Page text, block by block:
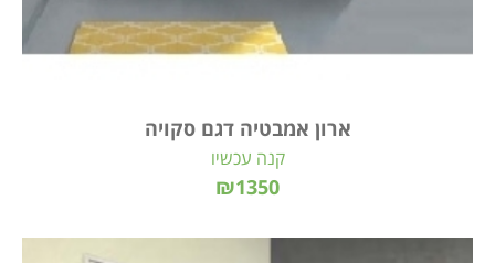
ארון אמבטיה דגם סקויה
₪1350
קנה עכשיו